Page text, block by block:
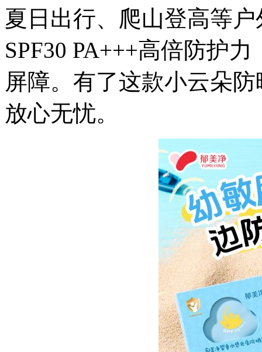
夏日出行、爬山登高等
SPF30 PA+++高倍防护
屏障。有了这款小云朵
放心无忧。